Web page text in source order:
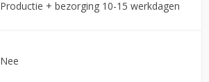
Productie + bezorging 10-15 werkdagen
Nee